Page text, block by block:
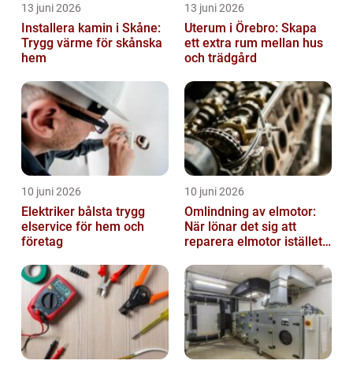
13 juni 2026
Installera kamin i Skåne:
Trygg värme för skånska
hem
13 juni 2026
Uterum i Örebro: Skapa
ett extra rum mellan hus
och trädgård
10 juni 2026
Elektriker bålsta trygg
elservice för hem och
företag
10 juni 2026
Omlindning av elmotor:
När lönar det sig att
reparera elmotor istället